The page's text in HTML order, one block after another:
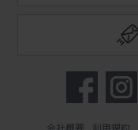
会社概要 利用規約